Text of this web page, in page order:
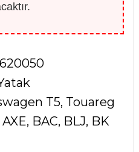
T5, Touareg
BAC, BLJ, BK